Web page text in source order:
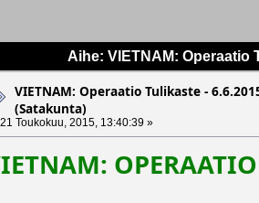
Aihe: VIETNAM: Operaatio
VIETNAM: Operaatio Tulikaste -
(Satakunta)
21 Toukokuu, 2015, 13:40:39 »